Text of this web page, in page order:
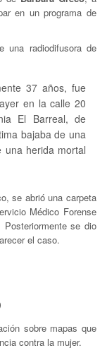
en un programa de
una radiodifusora de
37 años, fue
en la calle 20
El Barreal, de
bajaba de una
una herida mortal
se abrió una carpeta
Médico Forense
se dio
el caso.
sobre mapas que
contra la mujer.